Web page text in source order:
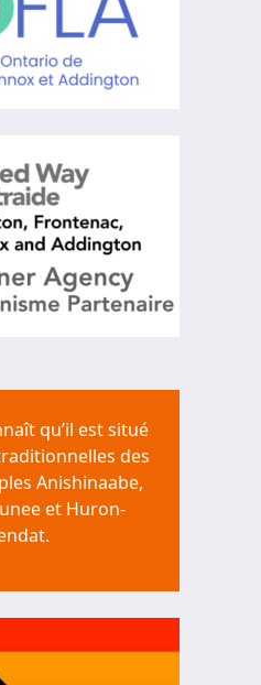
qu’il est situé
des
Anishinaabe,
et Huron-